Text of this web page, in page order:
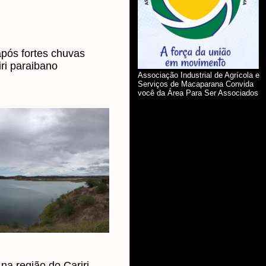
fortes chuvas
paraibano
Associação Industrial de Agrícola e
Serviços de Macaparana Convida
você da Área Para Ser Associados